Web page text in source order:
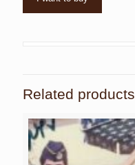
Related products